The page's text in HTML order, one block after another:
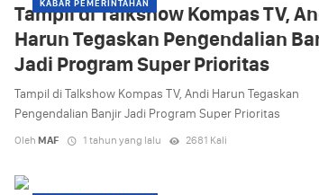
KABAR PEMERINTAHAN
Tampil di Talkshow Kompas TV,
Harun Tegaskan Pengendalian
Jadi Program Super Prioritas
Tampil di Talkshow Kompas TV, Andi Harun Tegaskan
Pengendalian Banjir Jadi Program Super Prioritas
Oleh MAF 1 tahun yang lalu 2681 Kali